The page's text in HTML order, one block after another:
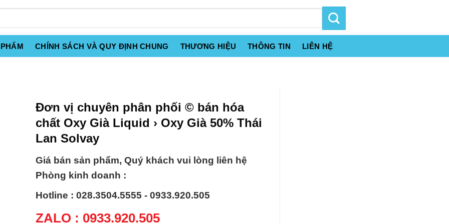
CHÍNH SÁCH VÀ QUY ĐỊNH CHUNG THƯƠNG HIỆU THÔNG TIN LIÊN HỆ
Đơn vị chuyên phân phối © bán hóa
chất Oxy Già Liquid › Oxy Già 50% Thái
Lan Solvay
Giá bán sản phẩm, Quý khách vui lòng liên hệ
Phòng kinh doanh :
Hotline : 028.3504.5555 - 0933.920.505
ZALO : 0933.920.505